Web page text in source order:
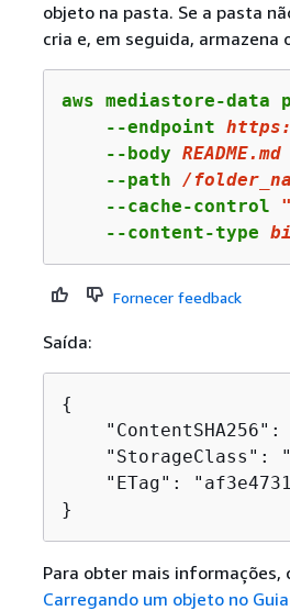
objeto na pasta. Se a pasta
cria e, em seguida, armazena
aws mediastore-
    --endpoint
https
    --body
README.md
    --path
/
    --cache-control
    --content-type
Fornecer feedback
Saída:
{
"ContentSHA256":
"StorageClass":
"ETag":
}
Para obter mais informações,
Carregando um objeto no Guia